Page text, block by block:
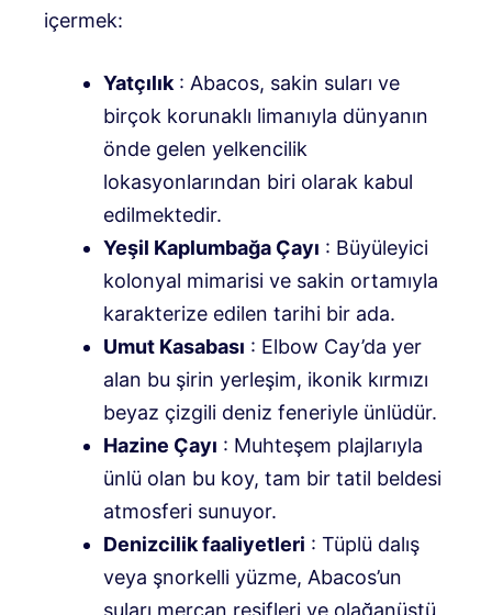
içermek:
Yatçılık : Abacos, sakin suları ve
birçok korunaklı limanıyla dünyanın
önde gelen yelkencilik
lokasyonlarından biri olarak kabul
edilmektedir.
Yeşil Kaplumbağa Çayı : Büyüleyici
kolonyal mimarisi ve sakin ortamıyla
karakterize edilen tarihi bir ada.
Umut Kasabası : Elbow Cay’da yer
alan bu şirin yerleşim, ikonik kırmızı
beyaz çizgili deniz feneriyle ünlüdür.
Hazine Çayı : Muhteşem plajlarıyla
ünlü olan bu koy, tam bir tatil beldesi
atmosferi sunuyor.
Denizcilik faaliyetleri : Tüplü dalış
veya şnorkelli yüzme, Abacos’un
suları mercan resifleri ve olağanüstü